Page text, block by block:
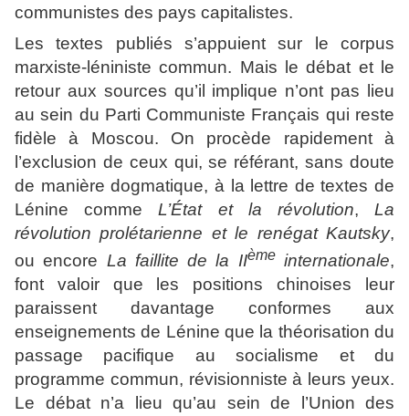
communistes des pays capitalistes.
Les textes publiés s’appuient sur le corpus
marxiste-léniniste commun. Mais le débat et le
retour aux sources qu’il implique n’ont pas lieu
au sein du Parti Communiste Français qui reste
fidèle à Moscou. On procède rapidement à
l’exclusion de ceux qui, se référant, sans doute
de manière dogmatique, à la lettre de textes de
Lénine commeL’État et la révolution,La
révolution prolétarienne et le renégat Kautsky,
ou encore La faillite de la IIèmeinternationale,
font valoir que les positions chinoises leur
paraissent davantage conformes aux
enseignements de Lénine que la théorisation du
passage pacifique au socialisme et du
programme commun, révisionniste à leurs yeux.
Le débat n’a lieu qu’au sein de l’Union des